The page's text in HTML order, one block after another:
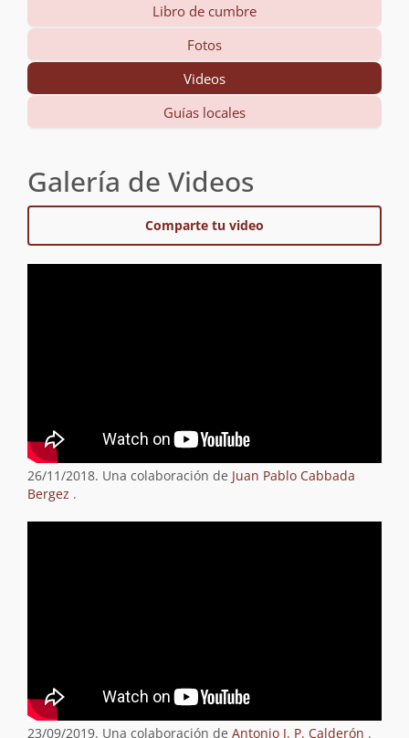
Libro de cumbre
Fotos
Videos
Guías locales
Galería de Videos
Comparte tu video
26/11/2018. Una colaboración de Juan Pablo Cabbada
Bergez .
23/09/2019. Una colaboración de Antonio J. P. Calderón .